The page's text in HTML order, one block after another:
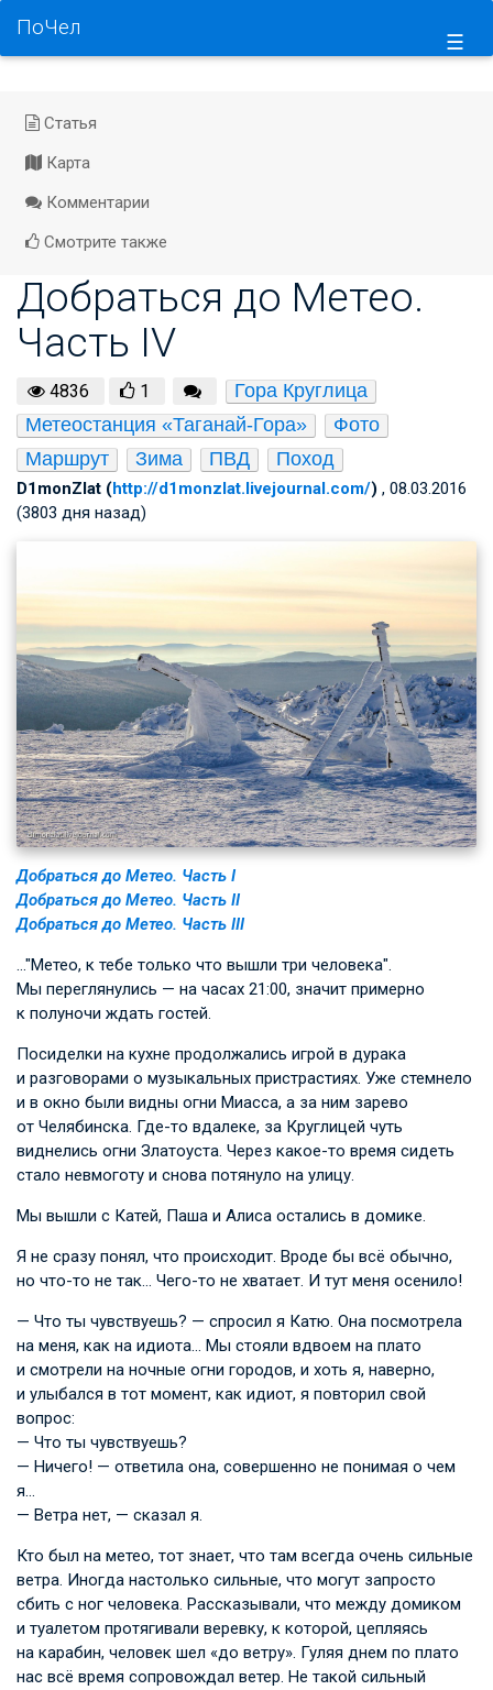
☰
ПоЧел
Статья
Карта
Комментарии
Смотрите также
Добраться до Метео.
Часть IV
4836 1
Гора Круглица
Метеостанция «Таганай-Гора»
Фото
Маршрут
Зима ПВД Поход
D1monZlat (http://d1monzlat.livejournal.com/) , 08.03.2016
(3803 дня назад)
Добраться до Метео. Часть I
Добраться до Метео. Часть II
Добраться до Метео. Часть III
…"Метео, к тебе только что вышли три человека".
Мы переглянулись — на часах 21:00, значит примерно
к полуночи ждать гостей.
Посиделки на кухне продолжались игрой в дурака
и разговорами о музыкальных пристрастиях. Уже стемнело
и в окно были видны огни Миасса, а за ним зарево
от Челябинска. Где-то вдалеке, за Круглицей чуть
виднелись огни Златоуста. Через какое-то время сидеть
стало невмоготу и снова потянуло на улицу.
Мы вышли с Катей, Паша и Алиса остались в домике.
Я не сразу понял, что происходит. Вроде бы всё обычно,
но что-то не так… Чего-то не хватает. И тут меня осенило!
— Что ты чувствуешь? — спросил я Катю. Она посмотрела
на меня, как на идиота… Мы стояли вдвоем на плато
и смотрели на ночные огни городов, и хоть я, наверно,
и улыбался в тот момент, как идиот, я повторил свой
вопрос:
— Что ты чувствуешь?
— Ничего! — ответила она, совершенно не понимая о чем
я…
— Ветра нет, — сказал я.
Кто был на метео, тот знает, что там всегда очень сильные
ветра. Иногда настолько сильные, что могут запросто
сбить с ног человека. Рассказывали, что между домиком
и туалетом протягивали веревку, к которой, цепляясь
на карабин, человек шел «до ветру». Гуляя днем по плато
нас всё время сопровождал ветер. Не такой сильный